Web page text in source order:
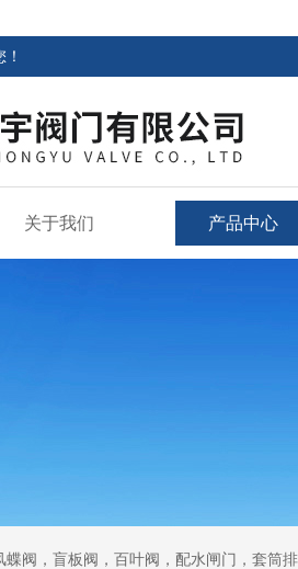
关于我们 产品中心
阀，盲板阀，百叶阀，配水闸门，套筒